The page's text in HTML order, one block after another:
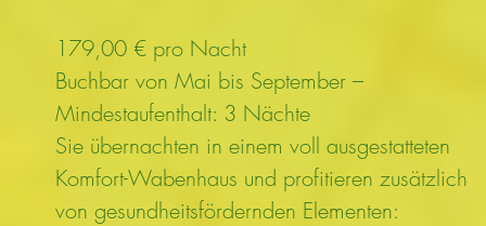
179,00 € pro Nacht
Buchbar von Mai bis September –
Mindestaufenthalt: 3 Nächte
Sie übernachten in einem voll ausgestatteten
Komfort-Wabenhaus und profitieren zusätzlich
von gesundheitsfördernden Elementen: